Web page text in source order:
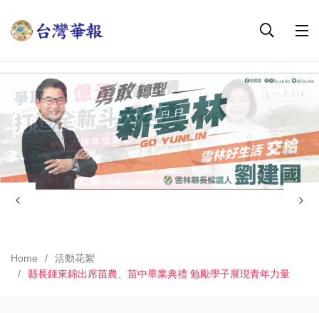
Home
活動花絮
縣長鍾東錦出席苗農、苗中畢業典禮 勉勵學子展現青年力量